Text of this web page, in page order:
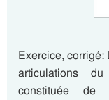
Exercice,
articulations
constituée de